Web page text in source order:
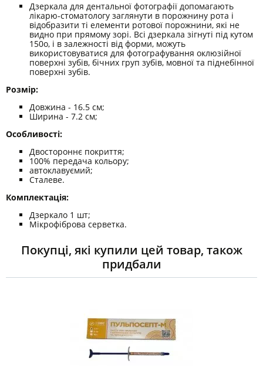
Дзеркала для дентальної фотографії допомагають
лікарю-стоматологу заглянути в порожнину рота і
відобразити ті елементи ротової порожнини, які не
видно при прямому зорі. Всі дзеркала зігнуті під кутом
150o, і в залежності від форми, можуть
використовуватися для фотографування оклюзійної
поверхні зубів, бічних груп зубів, мовної та піднебінної
поверхні зубів.
Розмір:
Довжина - 16.5 см;
Ширина - 7.2 см;
Особливості:
Двостороннє покриття;
100% передача кольору;
автоклавуємий;
Сталеве.
Комплектація:
Дзеркало 1 шт;
Мікрофіброва серветка.
Покупці, які купили цей товар, також
придбали